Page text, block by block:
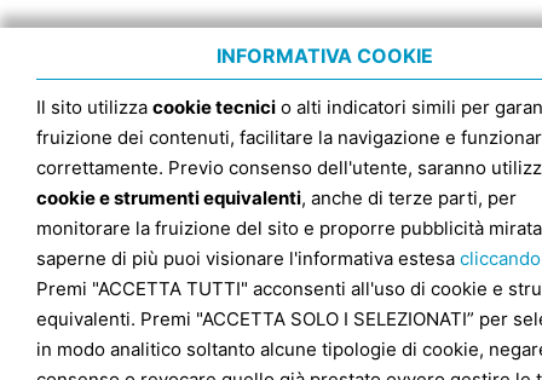
INFORMATIVA COOKIE
Il sito utilizza cookie tecnici o alti indicatori simili per
fruizione dei contenuti, facilitare la navigazione e
correttamente. Previo consenso dell'utente, saranno
cookie e strumenti equivalenti, anche di terze parti, per
monitorare la fruizione del sito e proporre pubblicità
saperne di più puoi visionare l'informativa estesa
Premi "ACCETTA TUTTI" acconsenti all'uso di cookie e
equivalenti. Premi "ACCETTA SOLO I SELEZIONATI” per
in modo analitico soltanto alcune tipologie di cookie,